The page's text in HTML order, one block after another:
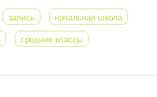
запись
начальная школа
средние классы